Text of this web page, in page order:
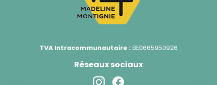
TVA Intracommunautaire : BE0665950926
Réseaux sociaux